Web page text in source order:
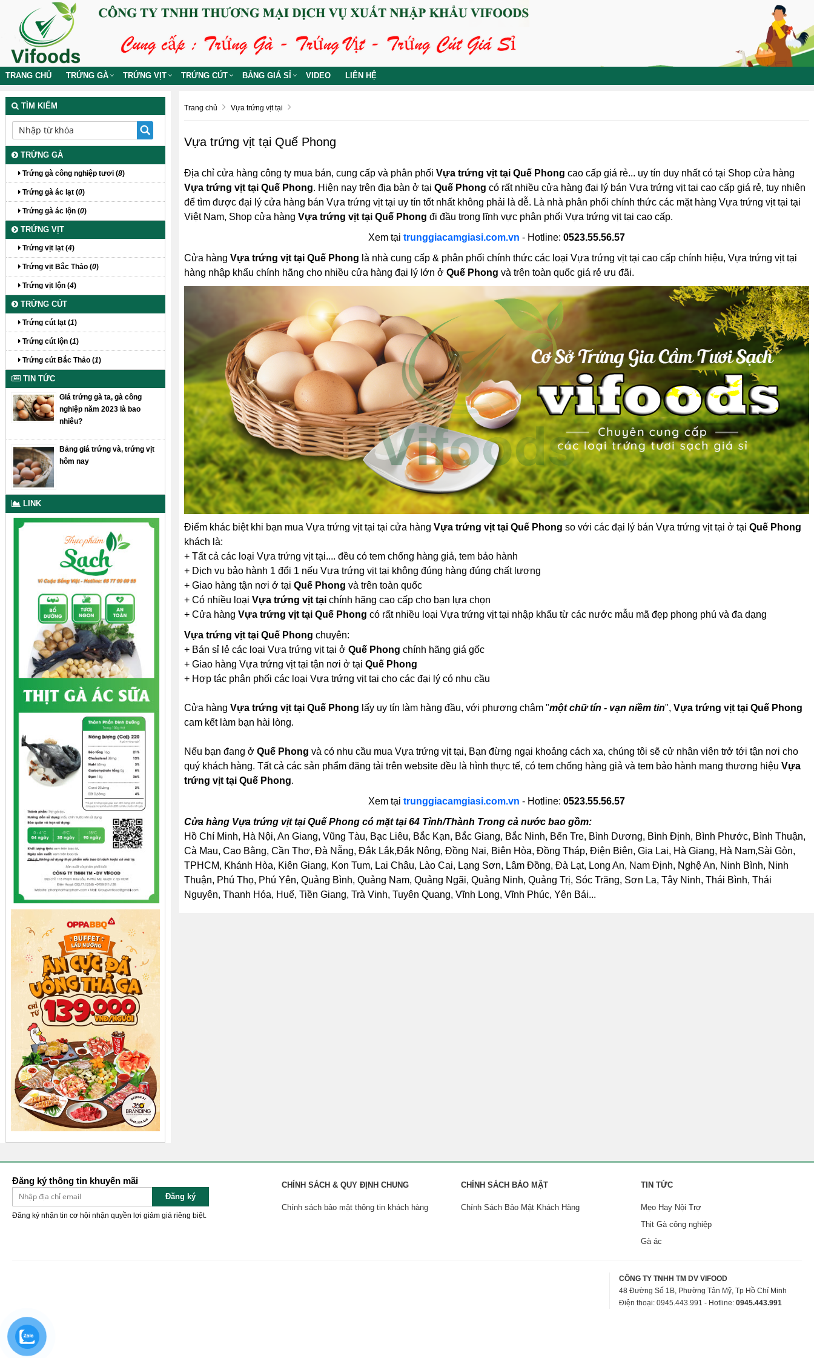
TRANG CHỦ TRỨNG GÀ TRỨNG VỊT TRỨNG CÚT BẢNG GIÁ SỈ VIDEO LIÊN HỆ
Trang chủ Vựa trứng vịt tại
Vựa trứng vịt tại Quế Phong
Địa chỉ cửa hàng công ty mua bán, cung cấp và phân phối Vựa trứng vịt tại Quế Phong cao cấp giá rẻ... uy tín duy nhất có tại Shop cửa hàng
Vựa trứng vịt tại Quế Phong. Hiện nay trên địa bàn ở tại Quế Phong có rất nhiều cửa hàng đại lý bán Vựa trứng vịt tại cao cấp giá rẻ, tuy nhiên
để tìm được đại lý cửa hàng bán Vựa trứng vịt tại uy tín tốt nhất không phải là dễ. Là nhà phân phối chính thức các mặt hàng Vựa trứng vịt tại tại
Việt Nam, Shop cửa hàng Vựa trứng vịt tại Quế Phong đi đầu trong lĩnh vực phân phối Vựa trứng vịt tại cao cấp.
Xem tại trunggiacamgiasi.com.vn - Hotline: 0523.55.56.57
Cửa hàng Vựa trứng vịt tại Quế Phong là nhà cung cấp & phân phối chính thức các loại Vựa trứng vịt tại cao cấp chính hiệu, Vựa trứng vịt tại
hàng nhập khẩu chính hãng cho nhiều cửa hàng đại lý lớn ở Quế Phong và trên toàn quốc giá rẻ ưu đãi.
Điểm khác biệt khi bạn mua Vựa trứng vịt tại tại cửa hàng Vựa trứng vịt tại Quế Phong so với các đại lý bán Vựa trứng vịt tại ở tại Quế Phong
khách là:
+ Tất cả các loại Vựa trứng vịt tại.... đều có tem chống hàng giả, tem bảo hành
+ Dịch vụ bảo hành 1 đổi 1 nếu Vựa trứng vịt tại không đúng hàng đúng chất lượng
+ Giao hàng tận nơi ở tại Quế Phong và trên toàn quốc
+ Có nhiều loại Vựa trứng vịt tạichính hãng cao cấp cho bạn lựa chọn
+ Cửa hàng Vựa trứng vịt tại Quế Phong có rất nhiều loại Vựa trứng vịt tại nhập khẩu từ các nước mẫu mã đẹp phong phú và đa dạng
Vựa trứng vịt tại Quế Phong chuyên:
+ Bán sỉ lẻ các loại Vựa trứng vịt tại ở Quế Phong chính hãng giá gốc
+ Giao hàng Vựa trứng vịt tại tận nơi ở tại Quế Phong
+ Hợp tác phân phối các loại Vựa trứng vịt tại cho các đại lý có nhu cầu
Cửa hàng Vựa trứng vịt tại Quế Phong lấy uy tín làm hàng đầu, với phương châm "một chữ tín - vạn niềm tin", Vựa trứng vịt tại Quế Phong
cam kết làm bạn hài lòng.
Nếu bạn đang ở Quế Phong và có nhu cầu mua Vựa trứng vịt tại, Bạn đừng ngại khoảng cách xa, chúng tôi sẽ cử nhân viên trở tới tận nơi cho
quý khách hàng. Tất cả các sản phẩm đăng tải trên website đều là hình thực tế, có tem chống hàng giả và tem bảo hành mang thương hiệu Vựa
trứng vịt tại Quế Phong.
Xem tại trunggiacamgiasi.com.vn - Hotline: 0523.55.56.57
Cửa hàng Vựa trứng vịt tại Quế Phong có mặt tại 64 Tỉnh/Thành Trong cả nước bao gồm:
Hồ Chí Minh, Hà Nội, An Giang, Vũng Tàu, Bạc Liêu, Bắc Kạn, Bắc Giang, Bắc Ninh, Bến Tre, Bình Dương, Bình Định, Bình Phước, Bình Thuận,
Cà Mau, Cao Bằng, Cần Thơ, Đà Nẵng, Đắk Lắk,Đắk Nông, Đồng Nai, Biên Hòa, Đồng Tháp, Điện Biên, Gia Lai, Hà Giang, Hà Nam,Sài Gòn,
TPHCM, Khánh Hòa, Kiên Giang, Kon Tum, Lai Châu, Lào Cai, Lạng Sơn, Lâm Đồng, Đà Lạt, Long An, Nam Định, Nghệ An, Ninh Bình, Ninh
Thuận, Phú Thọ, Phú Yên, Quảng Bình, Quảng Nam, Quảng Ngãi, Quảng Ninh, Quảng Trị, Sóc Trăng, Sơn La, Tây Ninh, Thái Bình, Thái
Nguyên, Thanh Hóa, Huế, Tiền Giang, Trà Vinh, Tuyên Quang, Vĩnh Long, Vĩnh Phúc, Yên Bái...
TÌM KIẾM
TRỨNG GÀ
Trứng gà công nghiệp tươi (8)
Trứng gà ác lạt (0)
Trứng gà ác lộn (0)
TRỨNG VỊT
Trứng vịt lạt (4)
Trứng vịt Bắc Thảo (0)
Trứng vịt lộn (4)
TRỨNG CÚT
Trứng cút lạt (1)
Trứng cút lộn (1)
Trứng cút Bắc Thảo (1)
TIN TỨC
Giá trứng gà ta, gà công
nghiệp năm 2023 là bao
nhiêu?
Bảng giá trứng và, trứng vịt
hôm nay
LINK
Đăng ký thông tin khuyến mãi
Đăng ký
Đăng ký nhận tin cơ hội nhận quyền lợi giảm giá riêng biệt.
CHÍNH SÁCH & QUY ĐỊNH CHUNG
Chính sách bảo mật thông tin khách hàng
CHÍNH SÁCH BẢO MẬT
Chính Sách Bảo Mật Khách Hàng
TIN TỨC
Mẹo Hay Nội Trợ
Thịt Gà công nghiệp
Gà ác
CÔNG TY TNHH TM DV VIFOOD
48 Đường Số 1B, Phường Tân Mỹ, Tp Hồ Chí Minh
Điện thoại: 0945.443.991 - Hotline: 0945.443.991